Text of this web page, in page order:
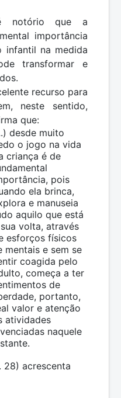
notório que a
importância
infantil na medida
transformar e
recurso para
neste sentido,
que:
desde muito
o jogo na vida
criança é de
pois
ela brinca,
e manuseia
aquilo que está
volta, através
esforços físicos
mentais e sem se
coagida pelo
começa a ter
de
portanto,
valor e atenção
atividades
naquele
28) acrescenta